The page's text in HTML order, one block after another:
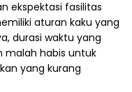
ekspektasi fasilitas
aturan kaku yang
durasi waktu yang
malah habis untuk
yang kurang